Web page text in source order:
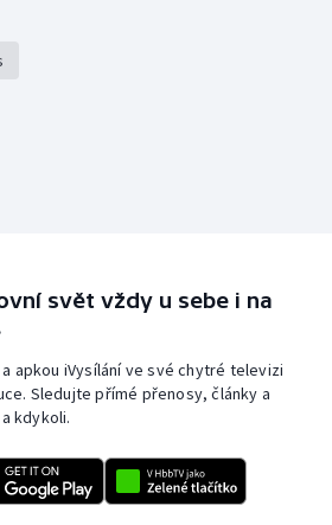
svět vždy u sebe i na
a apkou iVysílání ve své chytré televizi
Sledujte přímé přenosy, články a
kdykoli.